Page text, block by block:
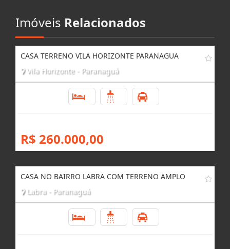
Imóveis Relacionados
CASA TERRENO VILA HORIZONTE PARANAGUA
Vila Horizonte - Paranaguá
R$ 260.000,00
CASA NO BAIRRO LABRA COM TERRENO AMPLO
Labra - Paranaguá